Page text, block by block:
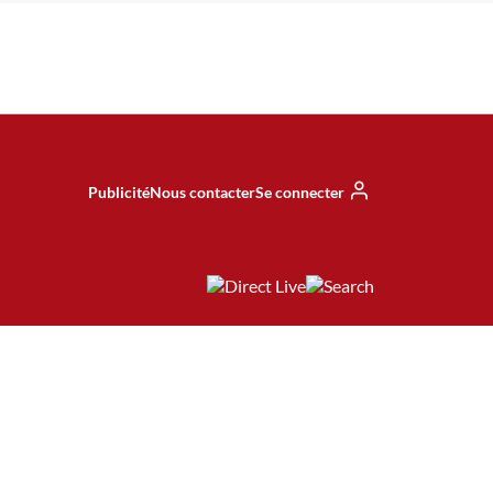
PublicitéNous contacterSe connecter